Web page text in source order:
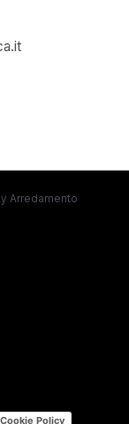
Arredamento
Cookie Policy